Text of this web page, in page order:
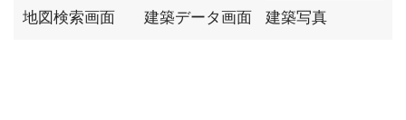
地図検索画面 建築データ画面 建築写真